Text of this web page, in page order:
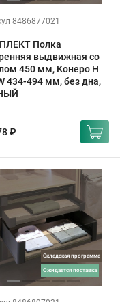
8486877021
Полка
выдвижная со
450 мм, Конеро H
434-494 мм, без дна,
₽
Складская программа
ожидается поставка